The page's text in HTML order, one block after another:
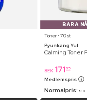
BARA
Toner ⋅ 70 st
Pyunkang Yul
Calming Toner
SEK 171 95
Medlemspris
Normalpris: SEK